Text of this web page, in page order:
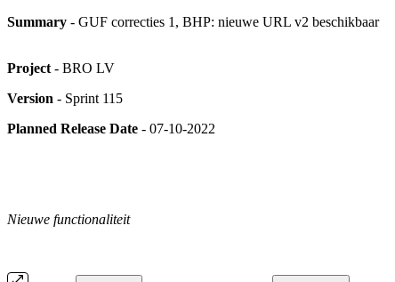
Summary - GUF correcties 1, BHP: nieuwe URL v2 beschikbaar
Project - BRO LV
Version - Sprint 115
Planned Release Date - 07-10-2022
Nieuwe functionaliteit